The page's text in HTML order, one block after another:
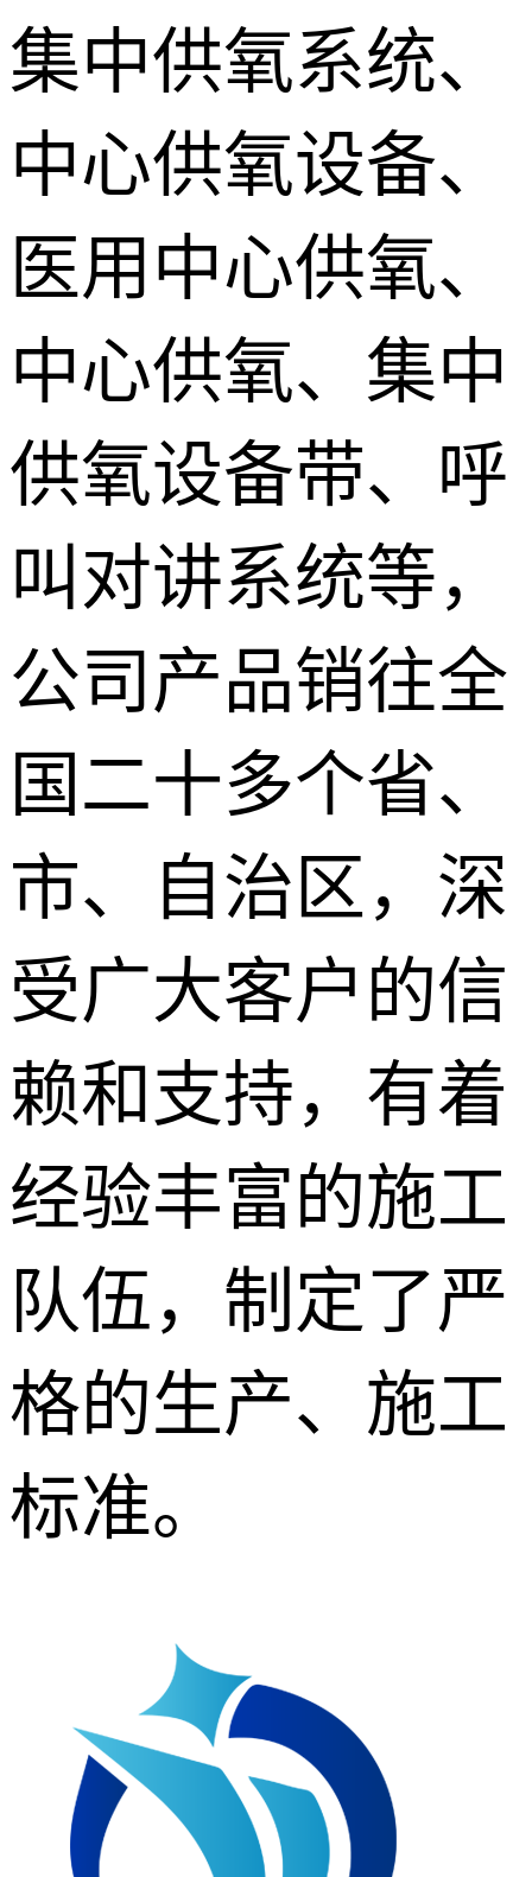
集中供氧系统、
中心供氧设备、
医用中心供氧、
中心供氧、集中
供氧设备带、呼
叫对讲系统等，
公司产品销往全
国二十多个省、
市、自治区，深
受广大客户的信
赖和支持，有着
经验丰富的施工
队伍，制定了严
格的生产、施工
标准。